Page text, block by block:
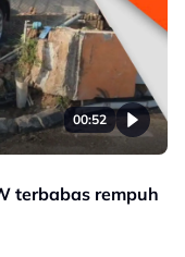
00:52
terbabas rempuh